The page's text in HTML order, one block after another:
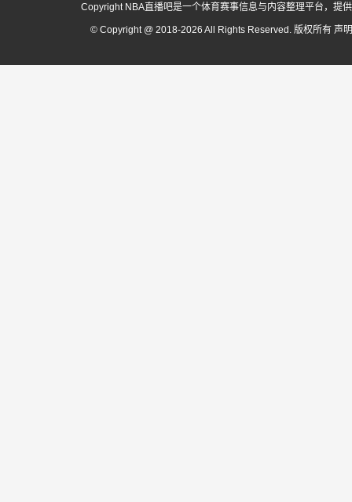
Copyright NBA直播吧是一个体育赛事信息与内容整理平台，提
© Copyright @ 2018-2026 All Rights Reserved. 版权所有 声